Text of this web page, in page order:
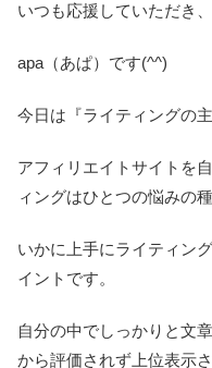
いつも応援していただき
apa（あぱ）です(^^)
今日は『ライティングの
アフィリエイトサイトを
ィングはひとつの悩みの
いかに上手にライティン
イントです。
自分の中でしっかりと文
から評価されず上位表示